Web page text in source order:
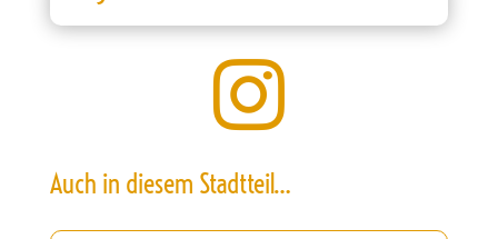

Auch in diesem Stadtteil…